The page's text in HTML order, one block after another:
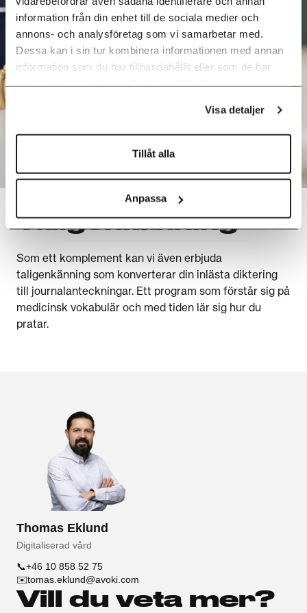
information från din enhet till de sociala medier och
annons- och analysföretag som vi samarbetar med.
Dessa kan i sin tur kombinera informationen med annan
information som du har tillhandahållit eller som de har
samlat in när du har använt deras tjänster.
Visa detaljer
Tillåt alla
Anpassa
Taligenkänning
Som ett komplement kan vi även erbjuda
taligenkänning som konverterar din inlästa diktering
till journalanteckningar. Ett program som förstår sig på
medicinsk vokabulär och med tiden lär sig hur du
pratar.
Thomas Eklund
Digitaliserad vård
📞+46 10 858 52 75
✉️tomas.eklund@avoki.com
Vill du veta mer?